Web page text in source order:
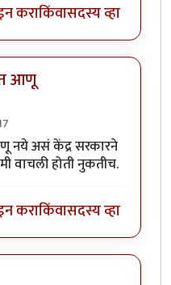
कराकिंवासदस्य व्हा
आणू
byकंजूस
नये असं केंद्र सरकारने
वाचली होती नुकतीच.
कराकिंवासदस्य व्हा